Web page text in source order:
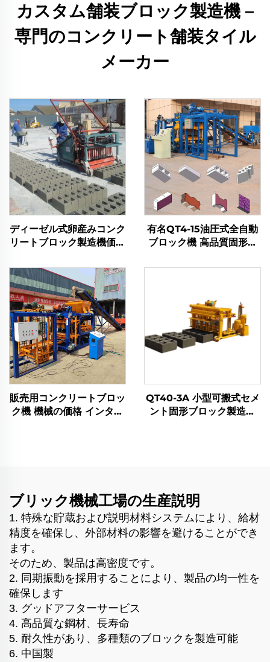
カスタム舗装ブロック製造機 –
専門のコンクリート舗装タイル
メーカー
ディーゼル式卵産みコンク
リートブロック製造機価格
ロック成型機
有名QT4-15油圧式全自動
ブロック機 高品質固形煉
販売用コンクリートブロッ
ク機 機械の価格 インター
QT40-3A 小型可搬式セメ
ント固形ブロック製造機
ブリック機械工場の生産説明
1. 特殊な貯蔵および説明材料システムにより、給材
精度を確保し、外部材料の影響を避けることができ
ます。
そのため、製品は高密度です。
2. 同期振動を採用することにより、製品の均一性を
確保します
3. グッドアフターサービス
4. 高品質な鋼材、長寿命
5. 耐久性があり、多種類のブロックを製造可能
6. 中国製